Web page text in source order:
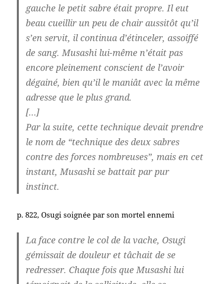
gauche le petit sabre était propre. Il eut
beau cueillir un peu de chair aussitôt qu’il
s’en servit, il continua d’étinceler, assoiffé
de sang. Musashi lui-même n’était pas
encore pleinement conscient de l’avoir
dégainé, bien qu’il le maniât avec la même
adresse que le plus grand.
[…]
Par la suite, cette technique devait prendre
le nom de “technique des deux sabres
contre des forces nombreuses”, mais en cet
instant, Musashi se battait par pur
instinct.
p. 822, Osugi soignée par son mortel ennemi
La face contre le col de la vache, Osugi
gémissait de douleur et tâchait de se
redresser. Chaque fois que Musashi lui